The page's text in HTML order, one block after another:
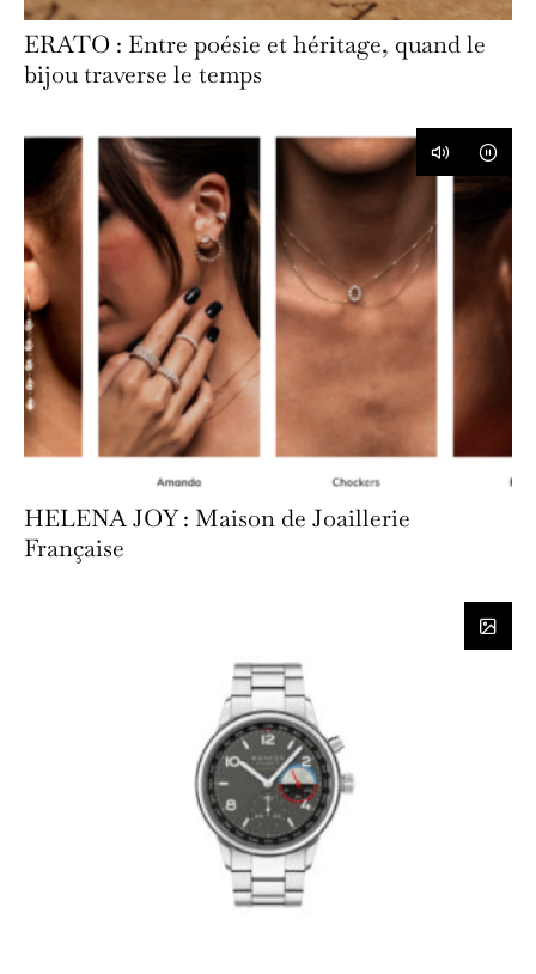
ERATO : Entre poésie et héritage, quand le
bijou traverse le temps
HELENA JOY : Maison de Joaillerie
Française